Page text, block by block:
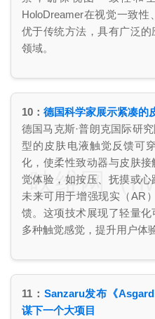
HoloDreamer在视觉一致
优于传统方法，具有广泛
领域。
10： 德国科学家展示紧凑的
德国马克斯·普朗克国际研
型的皮肤电液触觉反馈可
化，使柔性致动器与皮肤
觉体验，如按压、抚摸或心
未来可用于增强现实（AR
馈。这项技术展现了轻量
多种触觉感觉，提升用户体验​
11： Sanzaru发布《
谋下一个大项目
映维网（